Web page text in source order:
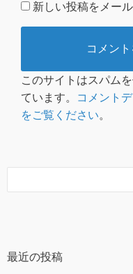
新しい投稿をメー
このサイトはスパム
ています。
コメント
をご覧ください。
最近の投稿